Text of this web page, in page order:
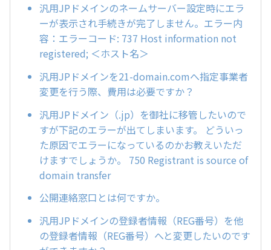
汎用JPドメインのネームサーバー設定時にエラ
ーが表示され手続きが完了しません。エラー内
容：エラーコード: 737 Host information not
registered; ＜ホスト名＞
汎用JPドメインを21-domain.comへ指定事業者
変更を行う際、費用は必要ですか？
汎用JPドメイン（.jp）を御社に移管したいので
すが下記のエラーが出てしまいます。 どういっ
た原因でエラーになっているのかお教えいただ
けますでしょうか。 750 Registrant is source of
domain transfer
公開連絡窓口とは何ですか。
汎用JPドメインの登録者情報（REG番号）を他
の登録者情報（REG番号）へと変更したいのです